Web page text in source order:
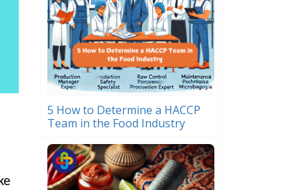
5 How to Determine a HACCP
Team in the Food Industry